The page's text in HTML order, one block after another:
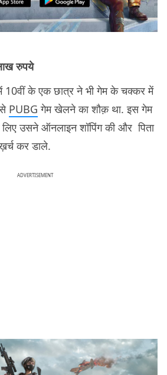
रुपये
10वीं के एक छात्र ने भी गेम के चक्कर में
PUBG गेम खेलने का शौक़ था. इस गेम
उसने ऑनलाइन शॉपिंग की और पिता
कर डाले.
ADVERTISEMENT